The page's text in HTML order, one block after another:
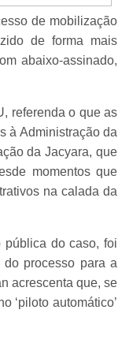
de mobilização
de forma mais
abaixo-assinado,
referenda o que as
à Administração da
da Jacyara, que
momentos que
na calada da
pública do caso, foi
processo para a
acrescenta que, se
‘piloto automático’